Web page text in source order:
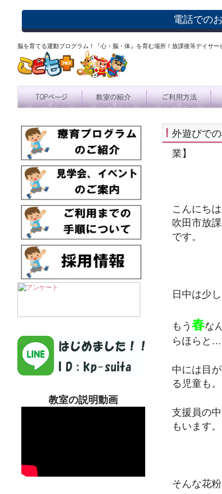
電話での
脳を育てる運動プログラム！『心・脳・体』を育む場所！放課後等デイ
外遊びで
業】
こんにち
吹田市放
です。
日中は少
もう 春な
らほらと…
中には目
る児童も。
支援員の
もいます。
そんな花
教室の説明動画